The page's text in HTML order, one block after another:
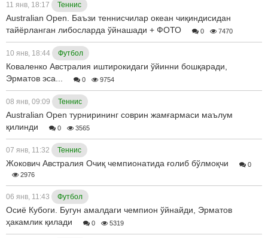
11 янв, 18:17 Теннис
Australian Open. Баъзи теннисчилар океан чиқиндисидан
тайёрланган либосларда ўйнашади + ФОТО
0 7470
10 янв, 18:44 Футбол
Коваленко Австралия иштирокидаги ўйинни бошқаради,
Эрматов эса...
0 9754
08 янв, 09:09 Теннис
Australian Open турнирининг соврин жамғармаси маълум
қилинди
0 3565
07 янв, 11:32 Теннис
Жокович Австралия Очиқ чемпионатида ғолиб бўлмоқчи
0
2976
06 янв, 11:43 Футбол
Осиё Кубоги. Бугун амалдаги чемпион ўйнайди, Эрматов
ҳакамлик қилади
0 5319